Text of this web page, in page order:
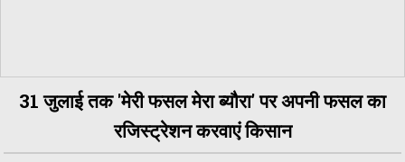
31 जुलाई तक 'मेरी फसल मेरा ब्यौरा' पर अपनी फसल का
रजिस्ट्रेशन करवाएं किसान